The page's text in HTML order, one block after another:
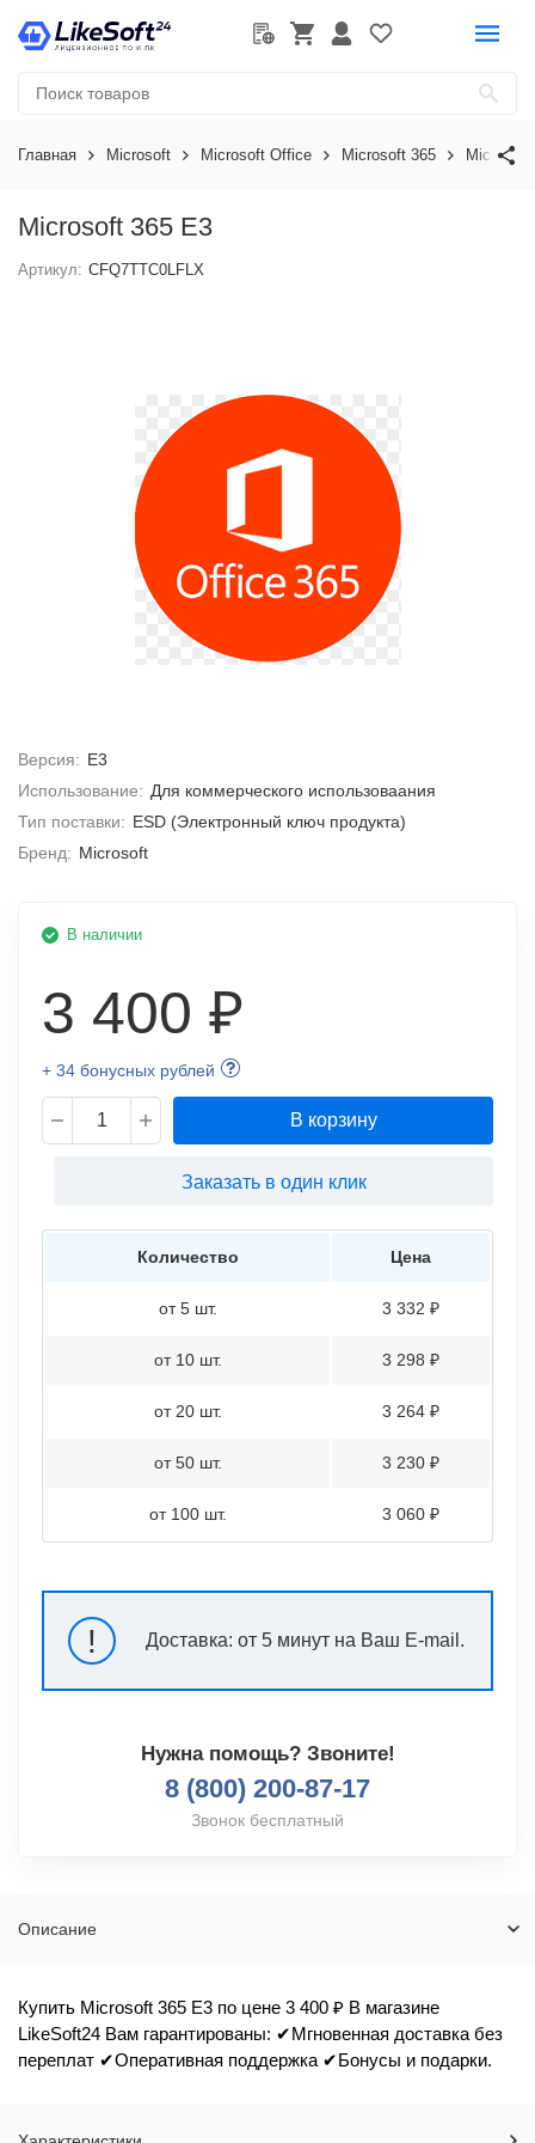
Главная Microsoft Microsoft Office Microsoft 365 Microsoft
Microsoft 365 E3
Артикул: CFQ7TTC0LFLX
Версия: E3
Использование: Для коммерческого использоваания
Тип поставки: ESD (Электронный ключ продукта)
Бренд: Microsoft
В наличии
3 400 ₽
+ 34 бонусных рублей
В корзину
Заказать в один клик
Количество Цена
от 5 шт. 3 332 ₽
от 10 шт. 3 298 ₽
от 20 шт. 3 264 ₽
от 50 шт. 3 230 ₽
от 100 шт. 3 060 ₽
! Доставка: от 5 минут на Ваш E-mail.
Нужна помощь? Звоните!
8 (800) 200-87-17
Звонок бесплатный
Описание
Купить Microsoft 365 E3 по цене 3 400 ₽ В магазине
LikeSoft24 Вам гарантированы: ✔Мгновенная доставка без
переплат ✔Оперативная поддержка ✔Бонусы и подарки.